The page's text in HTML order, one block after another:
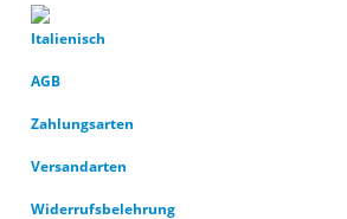
AGB
Zahlungsarten
Versandarten
Widerrufsbelehrung